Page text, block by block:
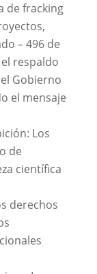
de fracking
– 496 de
respaldo
Gobierno
el mensaje
Los
de
científica
derechos